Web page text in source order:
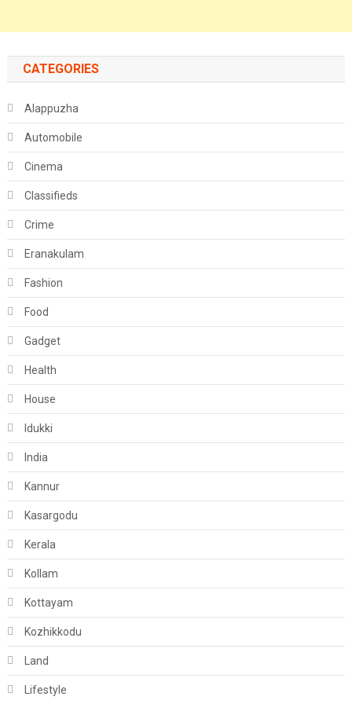
CATEGORIES
Alappuzha
Automobile
Cinema
Classifieds
Crime
Eranakulam
Fashion
Food
Gadget
Health
House
Idukki
India
Kannur
Kasargodu
Kerala
Kollam
Kottayam
Kozhikkodu
Land
Lifestyle